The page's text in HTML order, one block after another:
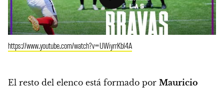
https://www.youtube.com/watch?v=UWiyrrKbl4A
El resto del elenco está formado por Mauricio